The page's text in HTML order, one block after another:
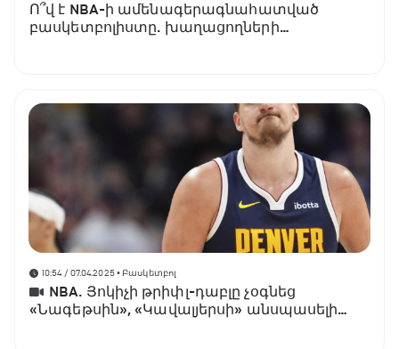
Ո՞վ է NBA-ի ամենագերագնահատված
բասկետբոլիստը. խաղացողների
10:54 / 07.04.2025• Բասկետբոլ
NBA. Յոկիչի թրիփլ-դաբլը չօգնեց
«Նագեթսին», «Կավալյերսի» անսպասելի